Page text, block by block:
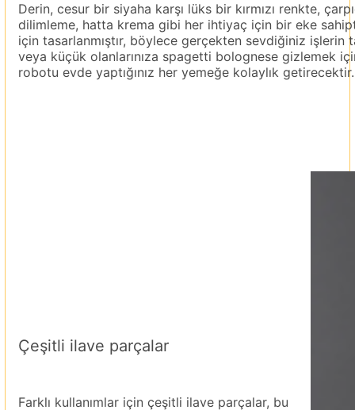
Derin, cesur bir siyaha karşı lüks bir kırmızı renkte,
dilimleme, hatta krema gibi her ihtiyaç için bir eke
için tasarlanmıştır, böylece gerçekten sevdiğiniz işlerin
veya küçük olanlarınıza spagetti bolognese gizlemek
robotu evde yaptığınız her yemeğe kolaylık getirecektir.
Çeşitli ilave parçalar
Farklı kullanımlar için çeşitli ilave parçalar, bu